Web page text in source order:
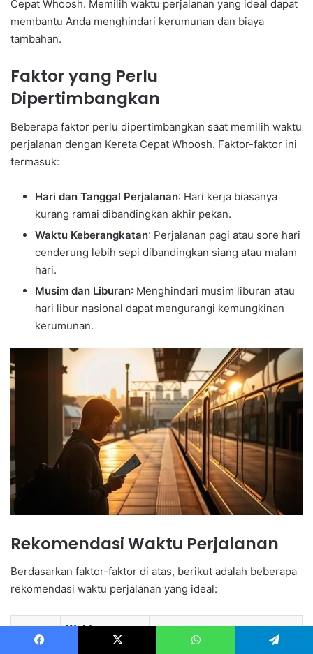
Cepat Whoosh. Memilih waktu perjalanan yang ideal dapat
membantu Anda menghindari kerumunan dan biaya
tambahan.
Faktor yang Perlu
Dipertimbangkan
Beberapa faktor perlu dipertimbangkan saat memilih waktu
perjalanan dengan Kereta Cepat Whoosh. Faktor-faktor ini
termasuk:
Hari dan Tanggal Perjalanan: Hari kerja biasanya
kurang ramai dibandingkan akhir pekan.
Waktu Keberangkatan: Perjalanan pagi atau sore hari
cenderung lebih sepi dibandingkan siang atau malam
hari.
Musim dan Liburan: Menghindari musim liburan atau
hari libur nasional dapat mengurangi kemungkinan
kerumunan.
Rekomendasi Waktu Perjalanan
Berdasarkan faktor-faktor di atas, berikut adalah beberapa
rekomendasi waktu perjalanan yang ideal:
Hari
Waktu
Keberangkatan
Keterangan